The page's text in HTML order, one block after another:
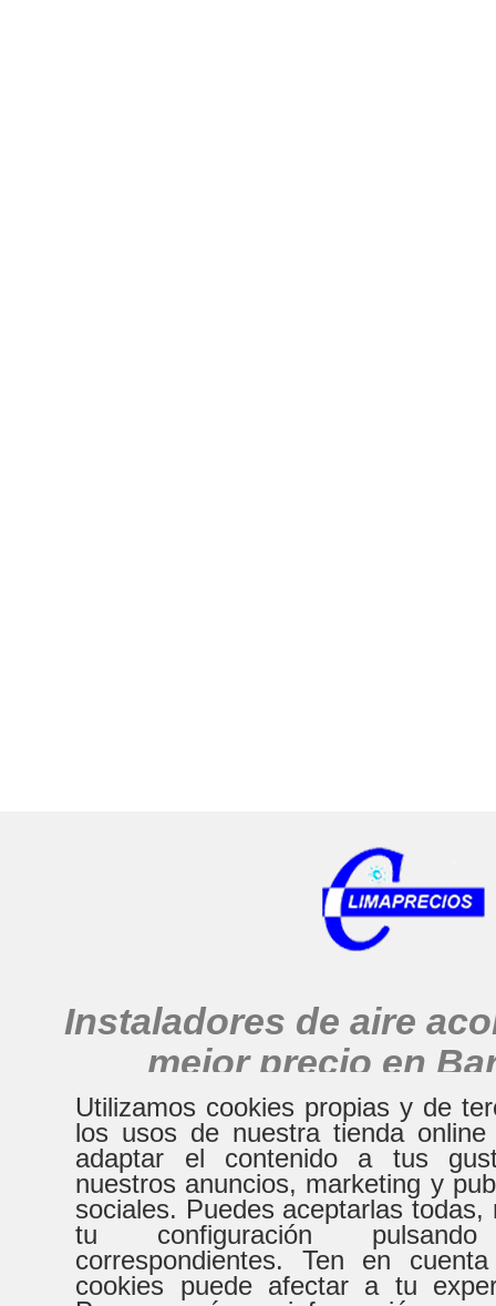
Instaladores de aire
mejor precio en
HORARIO
De Lunes a Virenes
Utilizamos cookies propias y de
los usos de nuestra tienda
adaptar el contenido a tus
nuestros anuncios, marketing y
sociales. Puedes aceptarlas todas,
tu configuración
correspondientes. Ten en
cookies puede afectar a tu